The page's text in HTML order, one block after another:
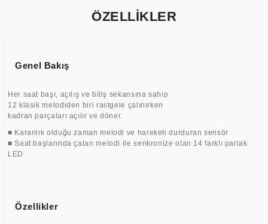
ÖZELLİKLER
Genel Bakış
Her saat başı, açılış ve bitiş sekansına sahip
12 klasik melodiden biri rastgele çalınırken
kadran parçaları açılır ve döner.
■ Karanlık olduğu zaman melodi ve hareketi durduran sensör
■ Saat başlarında çalan melodi ile senkronize olan 14 farklı parlak
LED
Özellikler